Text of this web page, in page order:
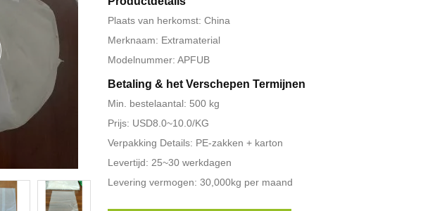
Plaats van herkomst: China
Merknaam: Extramaterial
Modelnummer: APFUB
Betaling & het Verschepen Termijnen
Min. bestelaantal: 500 kg
Prijs: USD8.0~10.0/KG
Verpakking Details: PE-zakken + karton
Levertijd: 25~30 werkdagen
Levering vermogen: 30,000kg per maand